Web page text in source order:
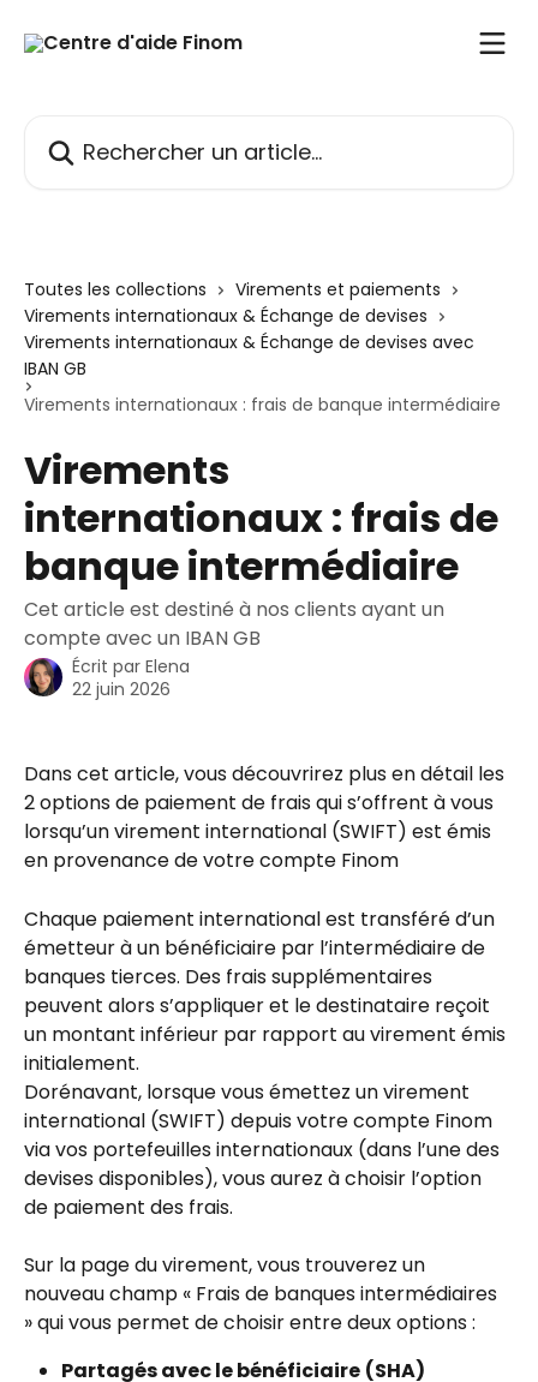
Toutes les collections
Virements et paiements
Virements internationaux & Échange de devises
Virements internationaux & Échange de devises avec
IBAN GB
Virements internationaux : frais de banque intermédiaire
Virements
internationaux : frais de
banque intermédiaire
Cet article est destiné à nos clients ayant un
compte avec un IBAN GB
Écrit par Elena
22 juin 2026
Dans cet article, vous découvrirez plus en détail les
2 options de paiement de frais qui s’offrent à vous
lorsqu’un virement international (SWIFT) est émis
en provenance de votre compte Finom
Chaque paiement international est transféré d’un
émetteur à un bénéficiaire par l’intermédiaire de
banques tierces. Des frais supplémentaires
peuvent alors s’appliquer et le destinataire reçoit
un montant inférieur par rapport au virement émis
initialement.
Dorénavant, lorsque vous émettez un virement
international (SWIFT) depuis votre compte Finom
via vos portefeuilles internationaux (dans l’une des
devises disponibles), vous aurez à choisir l’option
de paiement des frais.
Sur la page du virement, vous trouverez un
nouveau champ « Frais de banques intermédiaires
» qui vous permet de choisir entre deux options :
Partagés avec le bénéficiaire (SHA)